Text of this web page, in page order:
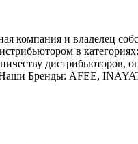
компания и владелец
в
дистрибьюторов,
Наши Бренды: AFEE,